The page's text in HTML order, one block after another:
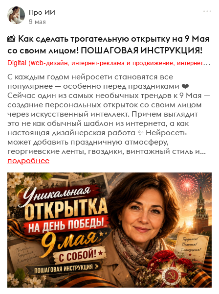
Про ИИ
9 мая
📸 Как сделать трогательную открытку на 9 Мая
со своим лицом! ПОШАГОВАЯ ИНСТРУКЦИЯ!
Digital (web-дизайн, интернет-реклама и продвижение, интернет-сообщества и блоги, интернет-коммуникации, мобильный маркетинг, реклама на цифровых экранах)
С каждым годом нейросети становятся все
популярнее — особенно перед праздниками ❤️
Сейчас один из самых необычных трендов к 9 Мая —
создание персональных открыток со своим лицом
через искусственный интеллект. Причем выглядит
это не как обычный шаблон из интернета, а как
настоящая дизайнерская работа ✨ Нейросеть
может добавить праздничную атмосферу,
георгиевские ленты, гвоздики, винтажный стиль и...
подробнее